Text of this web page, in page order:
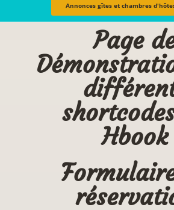
Annonces gîtes et chambres
Page
Hbook